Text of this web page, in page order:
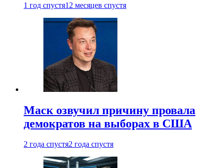
1 год спустя12 месяцев спустя
Маск озвучил причину провала
демократов на выборах в США
2 года спустя2 года спустя